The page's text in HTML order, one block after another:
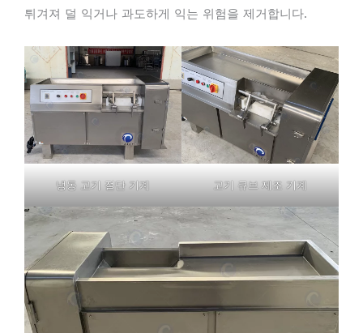
튀겨져 덜 익거나 과도하게 익는 위험을 제거합니다.
냉동 고기 절단 기계 고기 큐브 제조 기계